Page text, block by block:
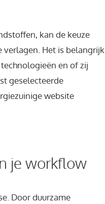
kan de keuze
verlagen. Het is belangrijk
en of zij
geselecteerde
website
je workflow
Door duurzame